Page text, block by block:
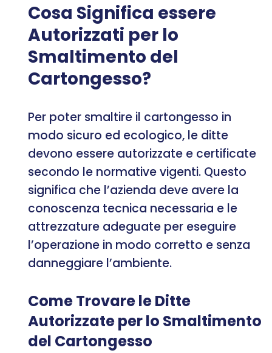
Cosa Significa essere
Autorizzati per lo
Smaltimento del
Cartongesso?
Per poter smaltire il cartongesso in
modo sicuro ed ecologico, le ditte
devono essere autorizzate e certificate
secondo le normative vigenti. Questo
significa che l’azienda deve avere la
conoscenza tecnica necessaria e le
attrezzature adeguate per eseguire
l’operazione in modo corretto e senza
danneggiare l’ambiente.
Come Trovare le Ditte
Autorizzate per lo Smaltimento
del Cartongesso